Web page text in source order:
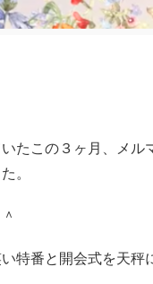
たこの３ヶ月、メル
。
特番と開会式を天秤